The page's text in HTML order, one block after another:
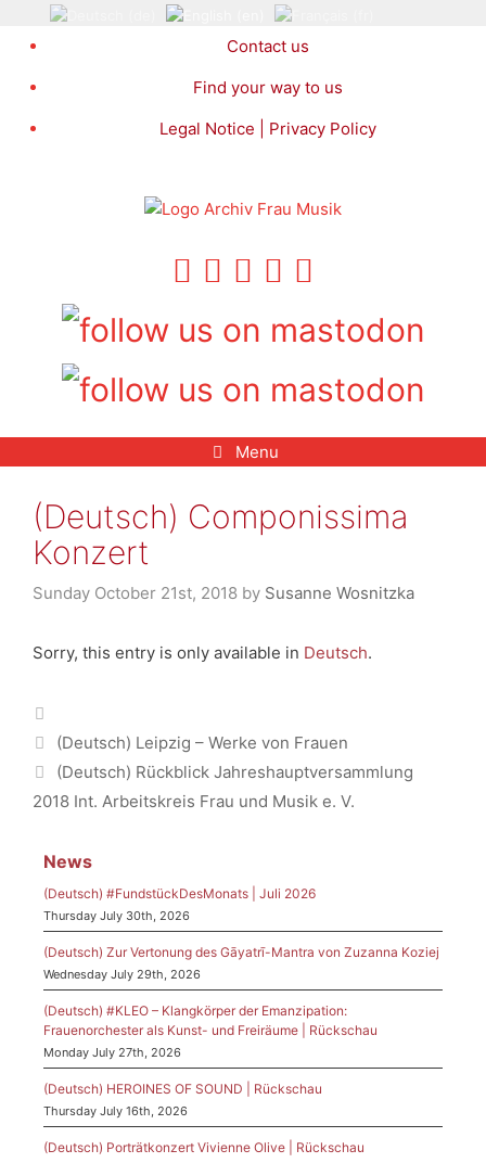
Contact us
Find your way to us
Legal Notice | Privacy Policy
Menu
(Deutsch) Componissima
Konzert
Sunday October 21st, 2018 by Susanne Wosnitzka
Sorry, this entry is only available in Deutsch.
(Deutsch) Leipzig – Werke von Frauen
(Deutsch) Rückblick Jahreshauptversammlung
2018 Int. Arbeitskreis Frau und Musik e. V.
News
(Deutsch) #FundstückDesMonats | Juli 2026
Thursday July 30th, 2026
(Deutsch) Zur Vertonung des Gāyatrī-Mantra von Zuzanna Koziej
Wednesday July 29th, 2026
(Deutsch) #KLEO – Klangkörper der Emanzipation:
Frauenorchester als Kunst- und Freiräume | Rückschau
Monday July 27th, 2026
(Deutsch) HEROINES OF SOUND | Rückschau
Thursday July 16th, 2026
(Deutsch) Porträtkonzert Vivienne Olive | Rückschau